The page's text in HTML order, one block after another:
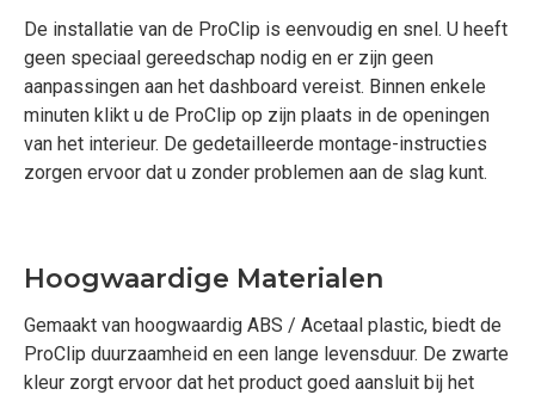
De installatie van de ProClip is eenvoudig en snel. U heeft
geen speciaal gereedschap nodig en er zijn geen
aanpassingen aan het dashboard vereist. Binnen enkele
minuten klikt u de ProClip op zijn plaats in de openingen
van het interieur. De gedetailleerde montage-instructies
zorgen ervoor dat u zonder problemen aan de slag kunt.
Hoogwaardige Materialen
Gemaakt van hoogwaardig ABS / Acetaal plastic, biedt de
ProClip duurzaamheid en een lange levensduur. De zwarte
kleur zorgt ervoor dat het product goed aansluit bij het